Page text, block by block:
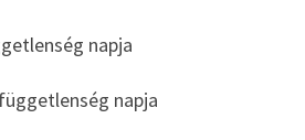
napja
napja